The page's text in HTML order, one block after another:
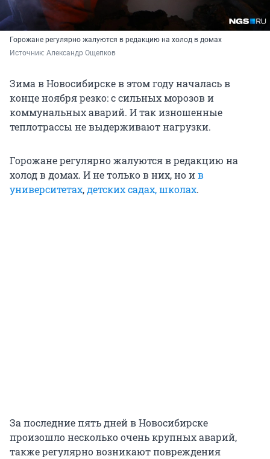
Горожане регулярно жалуются в редакцию на холод в домах
Источник: Александр Ощепков
Зима в Новосибирске в этом году началась в
конце ноября резко: с сильных морозов и
коммунальных аварий. И так изношенные
теплотрассы не выдерживают нагрузки.
Горожане регулярно жалуются в редакцию на
холод в домах. И не только в них, но ив
университетах,детских садах, школах.
За последние пять дней в Новосибирске
произошло несколько очень крупных аварий,
также регулярно возникают повреждения